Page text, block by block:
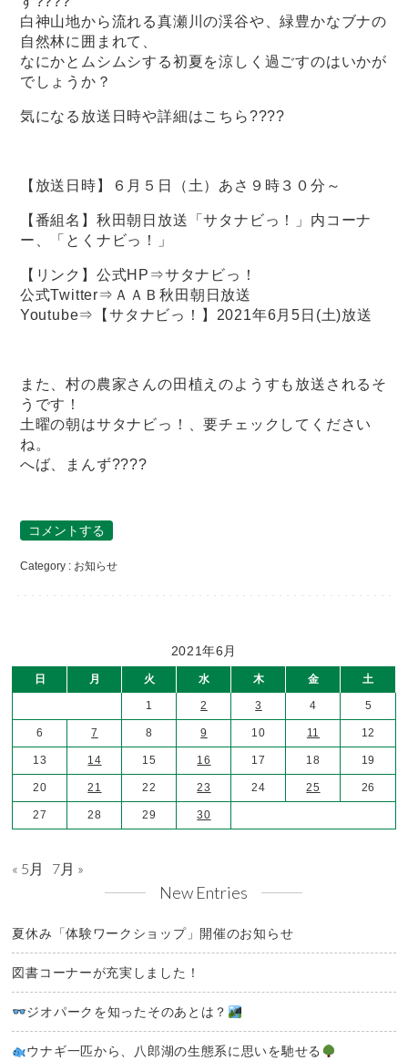
白神山地から流れる真瀬川の渓谷や、緑豊かなブナの
自然林に囲まれて、
なにかとムシムシする初夏を涼しく過ごすのはいかが
でしょうか？
気になる放送日時や詳細はこちら????
【放送日時】６月５日（土）あさ９時３０分～
【番組名】秋田朝日放送「サタナビっ！」内コーナ
ー、「とくナビっ！」
【リンク】公式HP⇒サタナビっ！
公式Twitter⇒ ＡＡＢ秋田朝日放送
Youtube⇒
【サタナビっ！】2021年6月5日(土)放送
また、村の農家さんの田植えのようすも放送されるそ
うです！
土曜の朝はサタナビっ！、要チェックしてください
ね。
へば、まんず????
コメントする
Category : お知らせ
2021年6月
日 月 火 水 木 金 土
1 2 3 4 5
6 7 8 9 10 11 12
13 14 15 16 17 18 19
20 21 22 23 24 25 26
27 28 29 30
« 5月 7月 »
New Entries
夏休み「体験ワークショップ」開催のお知らせ
図書コーナーが充実しました！
ジオパークを知ったそのあとは？
ウナギ一匹から、八郎湖の生態系に思いを馳せる